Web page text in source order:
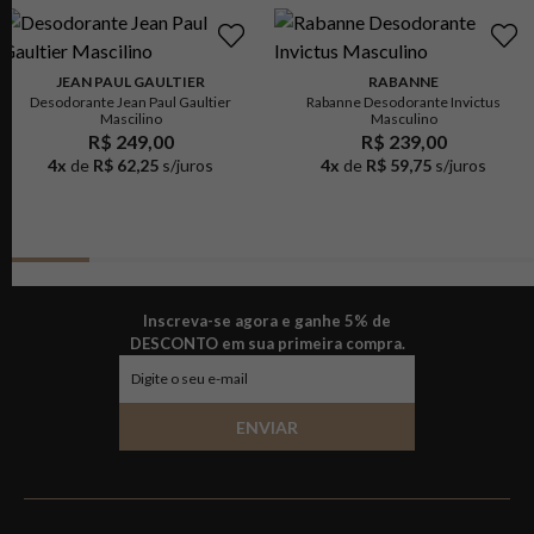
JEAN PAUL GAULTIER
Desodorante Jean Paul Gaultier
Mascilino
R$ 249,00
4x de R$ 62,25 s/juros
RABANNE
Rabanne Desodorante Invictus
Masculino
R$ 239,00
4x de R$ 59,75 s/juros
Inscreva-se agora e ganhe 5% de
DESCONTO em sua primeira compra.
ENVIAR